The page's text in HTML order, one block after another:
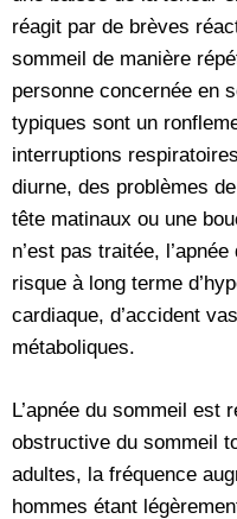
réagit par de brèves
sommeil de manière
personne concernée en
typiques sont un
interruptions
diurne, des problèmes
tête matinaux ou une
n’est pas traitée,
risque à long terme
cardiaque, d’accident
métaboliques.
L’apnée du sommeil est
obstructive du sommeil
adultes, la fréquence
hommes étant